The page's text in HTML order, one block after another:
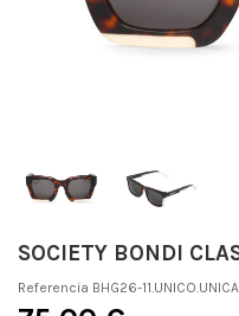
SOCIETY BONDI
Referencia BHG26-11.UNICO.UNICA